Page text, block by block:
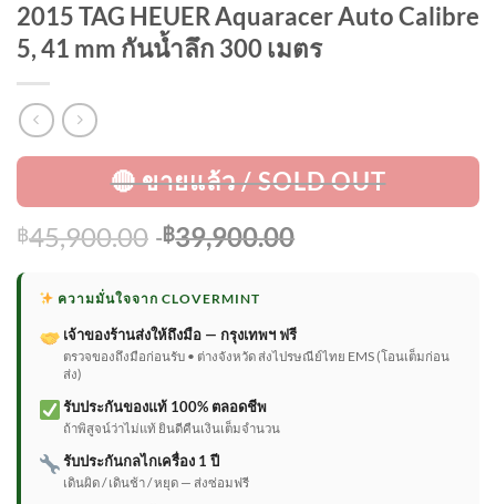
2015 TAG HEUER Aquaracer Auto Calibre
5, 41 mm กันน้ำลึก 300 เมตร
฿45,900.00 Original
price
was:
฿39,900.00Current
ความมั่นใจจาก CLOVERMINT
เจ้าของร้านส่งให้ถึงมือ — กรุงเทพฯ ฟรี
ตรวจของถึงมือก่อนรับ • ต่างจังหวัด ส่งไปรษณีย์ไทย EMS (โอนเต็มก่อน
ส่ง)
รับประกันของแท้ 100% ตลอดชีพ
ถ้าพิสูจน์ว่าไม่แท้ ยินดีคืนเงินเต็มจำนวน
รับประกันกลไกเครื่อง 1 ปี
เดินผิด / เดินช้า / หยุด — ส่งซ่อมฟรี